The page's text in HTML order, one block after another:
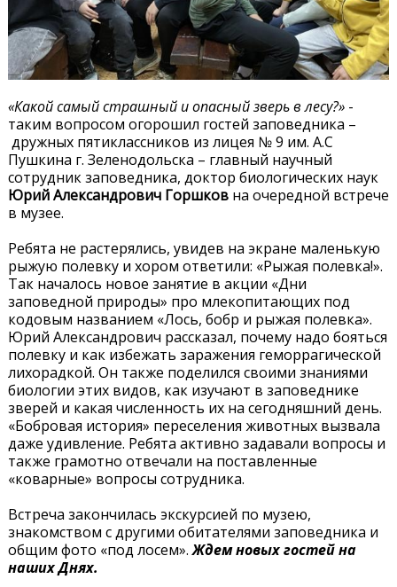
«Какой самый страшный и опасный зверь в лесу?»-
таким вопросом огорошил гостей заповедника –
дружных пятиклассников из лицея № 9 им. А.С
Пушкина г. Зеленодольска – главный научный
сотрудник заповедника, доктор биологических наук
Юрий Александрович Горшковна очередной встрече
в музее.
Ребята не растерялись, увидев на экране маленькую
рыжую полевку и хором ответили: «Рыжая полевка!».
Так началось новое занятие в акции «Дни
заповедной природы» про млекопитающих под
кодовым названием «Лось, бобр и рыжая полевка».
Юрий Александрович рассказал, почему надо бояться
полевку и как избежать заражения геморрагической
лихорадкой. Он также поделился своими знаниями
биологии этих видов, как изучают в заповеднике
зверей и какая численность их на сегодняшний день.
«Бобровая история» переселения животных вызвала
даже удивление. Ребята активно задавали вопросы и
также грамотно отвечали на поставленные
«коварные» вопросы сотрудника.
Встреча закончилась экскурсией по музею,
знакомством с другими обитателями заповедника и
общим фото «под лосем».Ждем новых гостей на
наших Днях.